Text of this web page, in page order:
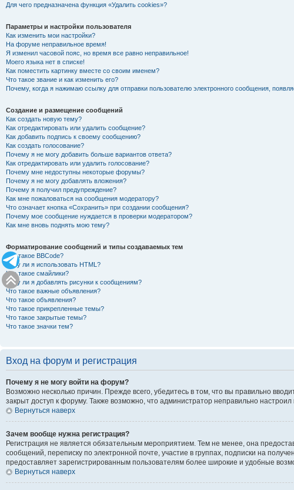
Для чего предназначена функция «Удалить cookies»?
Параметры и настройки пользователя
Как изменить мои настройки?
На форуме неправильное время!
Я изменил часовой пояс, но время все равно неправильное!
Моего языка нет в списке!
Как поместить картинку вместе со своим именем?
Что такое звание и как изменить его?
Почему, когда я нажимаю ссылку для отправки пользователю электронного сообщения,
Создание и размещение сообщений
Как создать новую тему?
Как отредактировать или удалить сообщение?
Как добавить подпись к своему сообщению?
Как создать голосование?
Почему я не могу добавить больше вариантов ответа?
Как отредактировать или удалить голосование?
Почему мне недоступны некоторые форумы?
Почему я не могу добавлять вложения?
Почему я получил предупреждение?
Как мне пожаловаться на сообщения модератору?
Что означает кнопка «Сохранить» при создании сообщения?
Почему мое сообщение нуждается в проверки модератором?
Как мне вновь поднять мою тему?
Форматирование сообщений и типы создаваемых тем
Что такое BBCode?
Могу ли я использовать HTML?
Что такое смайлики?
Могу ли я добавлять рисунки к сообщениям?
Что такое важные объявления?
Что такое объявления?
Что такое прикрепленные темы?
Что такое закрытые темы?
Что такое значки тем?
Вход на форум и регистрация
Почему я не могу войти на форум?
Возможно несколько причин. Прежде всего, убедитесь в том, что вы правильно
закрыт доступ к форуму. Также возможно, что администратор неправильно
Вернуться наверх
Зачем вообще нужна регистрация?
Регистрация не является обязательным мероприятием. Тем не менее, она
сообщений, переписку по электронной почте, участие в группах, подписки на
предоставляет зарегистрированным пользователям более широкие и удобные
Вернуться наверх